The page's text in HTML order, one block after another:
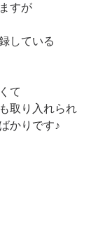
すが
している
て
取り入れられ
かりです♪